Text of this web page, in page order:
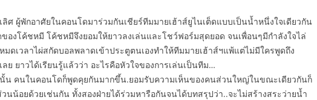
ศ ผู้พักอาศัยในคอนโดมาร่วมกันเชียร์ทีมมายเฮ้าส์ยูไนเต็ดแบบเป็นน้ำหนึ่งใจเดียวกัน
องโค้ชหมี โค้ชหมีจึงยอมให้ยาวลงเล่นและโชว์ฟอร์มสุดยอด จนเพื่อนๆมีกำลังใจไล่
มดเวลาไผ่สกัดบอลพลาดเข้าประตูตนเองทำให้ทีมมายเฮ้าส์ฯแพ้แต่ไม่มีใครพูดถึง
ย ยาวได้เรียนรู้แล้วว่า อะไรคือหัวใจของการเล่นเป็นทีม…
น คนในคอนโดก็พูดคุยกันมากขึ้น.ยอมรับความเห็นของคนส่วนใหญ่ในขณะเดียวกันก็
นน้อยด้วยเช่นกัน ทั้งสองฝ่ายได้ร่วมหารือกันจนได้บทสรุปว่า..จะไม่สร้างสระว่ายน้ำ